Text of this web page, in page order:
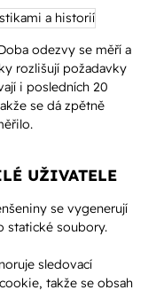
odezvy se měří a
rozlišují požadavky
i posledních 20
se dá zpětně
UŽIVATELE
se vygenerují
statické soubory.
sledovací
takže se obsah